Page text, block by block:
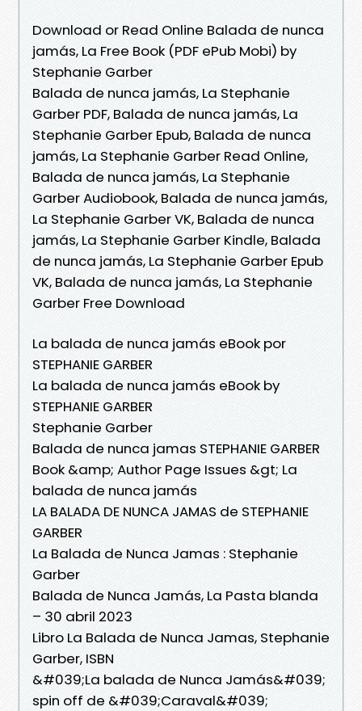
Download or Read Online Balada de nunca
jamás, La Free Book (PDF ePub Mobi) by
Stephanie Garber
Balada de nunca jamás, La Stephanie
Garber PDF, Balada de nunca jamás, La
Stephanie Garber Epub, Balada de nunca
jamás, La Stephanie Garber Read Online,
Balada de nunca jamás, La Stephanie
Garber Audiobook, Balada de nunca jamás,
La Stephanie Garber VK, Balada de nunca
jamás, La Stephanie Garber Kindle, Balada
de nunca jamás, La Stephanie Garber Epub
VK, Balada de nunca jamás, La Stephanie
Garber Free Download
La balada de nunca jamás eBook por
STEPHANIE GARBER
La balada de nunca jamás eBook by
STEPHANIE GARBER
Stephanie Garber
Balada de nunca jamas STEPHANIE GARBER
Book &amp; Author Page Issues &gt; La
balada de nunca jamás
LA BALADA DE NUNCA JAMAS de STEPHANIE
GARBER
La Balada de Nunca Jamas : Stephanie
Garber
Balada de Nunca Jamás, La Pasta blanda
– 30 abril 2023
Libro La Balada de Nunca Jamas, Stephanie
Garber, ISBN
&#039;La balada de Nunca Jamás&#039;
spin off de &#039;Caraval&#039;